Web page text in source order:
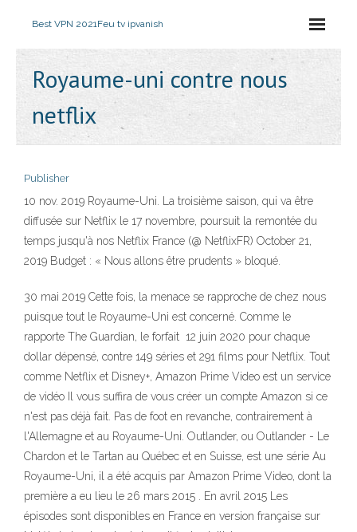
Best VPN 2021Feu tv ipvanish
Royaume-uni contre nous
netflix
Publisher
10 nov. 2019 Royaume-Uni. La troisième saison, qui va être
diffusée sur Netflix le 17 novembre, poursuit la remontée du
temps jusqu'à nos Netflix France (@ NetflixFR) October 21,
2019 Budget : « Nous allons être prudents » bloqué.
30 mai 2019 Cette fois, la menace se rapproche de chez nous
puisque tout le Royaume-Uni est concerné. Comme le
rapporte The Guardian, le forfait 12 juin 2020 pour chaque
dollar dépensé, contre 149 séries et 291 films pour Netflix. Tout
comme Netflix et Disney+, Amazon Prime Video est un service
de vidéo Il vous suffira de vous créer un compte Amazon si ce
n'est pas déjà fait. Pas de foot en revanche, contrairement à
l'Allemagne et au Royaume-Uni. Outlander, ou Outlander - Le
Chardon et le Tartan au Québec et en Suisse, est une série Au
Royaume-Uni, il a été acquis par Amazon Prime Video, dont la
première a eu lieu le 26 mars 2015 . En avril 2015 Les
épisodes sont disponibles en France en version française sur